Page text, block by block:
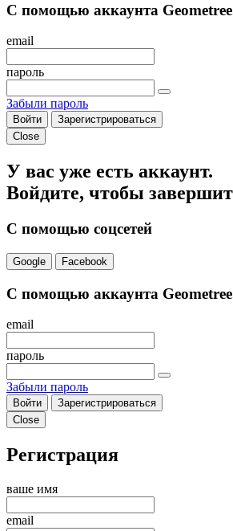
С помощью аккаунта
email
пароль
Забыли пароль
Войти
Зарегистрироваться
Close
У вас уже есть аккаунт.
Войдите, чтобы
С помощью соцсетей
Google Facebook
С помощью аккаунта
email
пароль
Забыли пароль
Войти
Зарегистрироваться
Close
Регистрация
ваше имя
email